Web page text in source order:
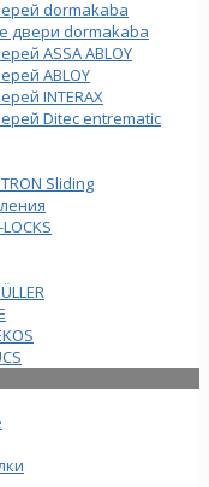
dormakaba
двери dormakaba
ASSA ABLOY
ABLOY
INTERAX
Ditec entrematic
Sliding